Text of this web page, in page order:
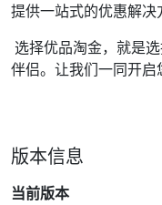
提供一站式的优惠解决
选择优品淘金，就是
伴侣。让我们一同开启
版本信息
当前版本